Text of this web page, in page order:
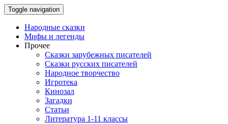
Toggle navigation
Народные сказки
Мифы и легенды
Прочее
Сказки зарубежных писателей
Сказки русских писателей
Народное творчество
Игротека
Кинозал
Загадки
Статьи
Литература 1-11 классы